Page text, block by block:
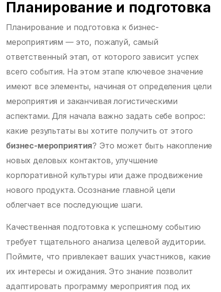
Планирование и подготовка
Планирование и подготовка к бизнес-
мероприятиям — это, пожалуй, самый
ответственный этап, от которого зависит успех
всего события. На этом этапе ключевое значение
имеют все элементы, начиная от определения цели
мероприятия и заканчивая логистическими
аспектами. Для начала важно задать себе вопрос:
какие результаты вы хотите получить от этого
бизнес-мероприятия? Это может быть накопление
новых деловых контактов, улучшение
корпоративной культуры или даже продвижение
нового продукта. Осознание главной цели
облегчает все последующие шаги.
Качественная подготовка к успешному событию
требует тщательного анализа целевой аудитории.
Поймите, что привлекает ваших участников, какие
их интересы и ожидания. Это знание позволит
адаптировать программу мероприятия под их